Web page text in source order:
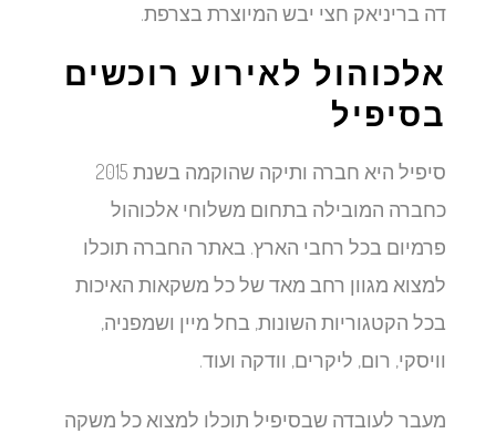
דה בריניאק חצי יבש המיוצרת בצרפת.
אלכוהול לאירוע רוכשים
בסיפיל
סיפיל היא חברה ותיקה שהוקמה בשנת 2015
כחברה המובילה בתחום משלוחי אלכוהול
פרמיום בכל רחבי הארץ. באתר החברה תוכלו
למצוא מגוון רחב מאד של כל משקאות האיכות
בכל הקטגוריות השונות, בחל מיין ושמפניה,
וויסקי, רום, ליקרים, וודקה ועוד.
מעבר לעובדה שבסיפיל תוכלו למצוא כל משקה